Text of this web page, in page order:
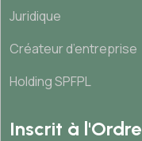
Juridique
Créateur d’entreprise
Holding SPFPL
Inscrit à l'Ordre